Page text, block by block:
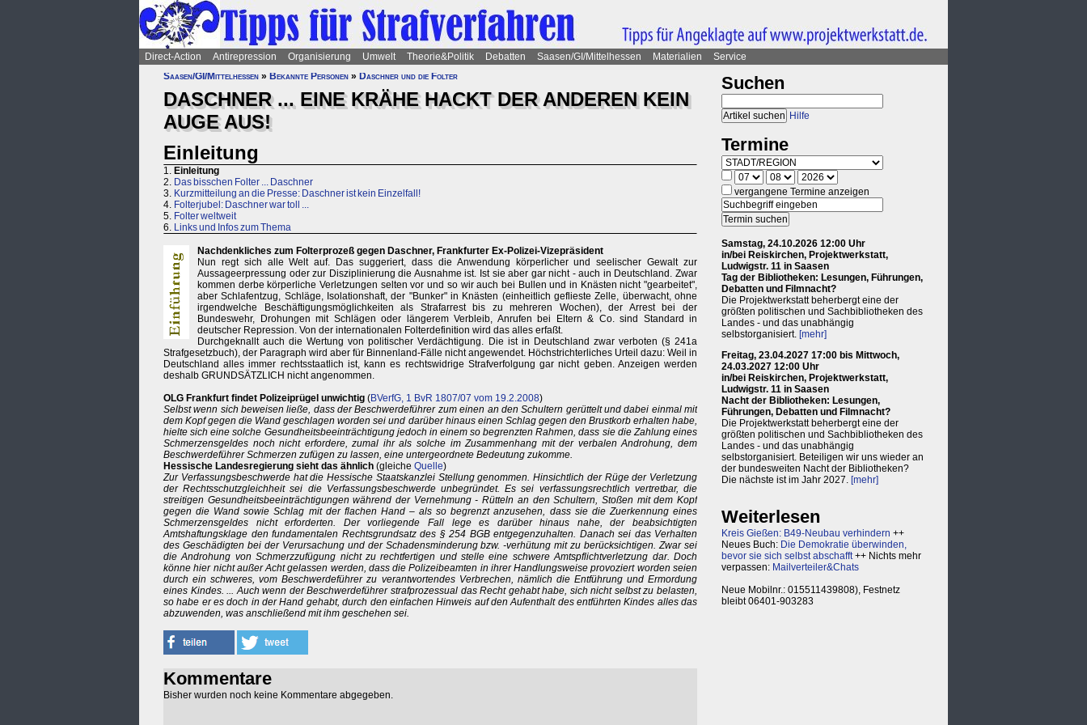
Direct-Action Antirepression Organisierung Umwelt Theorie&Politik Debatten Saasen/GI/Mittelhessen Materialien
Service
Saasen/GI/Mittelhessen » Bekannte Personen » Daschner und die Folter
DASCHNER ... EINE KRÄHE HACKT DER ANDEREN KEIN
AUGE AUS!
Einleitung
1. Einleitung
2. Das bisschen Folter ... Daschner
3. Kurzmitteilung an die Presse: Daschner ist kein Einzelfall!
4. Folterjubel: Daschner war toll ...
5. Folter weltweit
6. Links und Infos zum Thema
Nachdenkliches zum Folterprozeß gegen Daschner, Frankfurter Ex-Polizei-Vizepräsident
Nun regt sich alle Welt auf. Das suggeriert, dass die Anwendung körperlicher und seelischer Gewalt zur
Aussageerpressung oder zur Disziplinierung die Ausnahme ist. Ist sie aber gar nicht - auch in Deutschland. Zwar
kommen derbe körperliche Verletzungen selten vor und so wir auch bei Bullen und in Knästen nicht "gearbeitet",
aber Schlafentzug, Schläge, Isolationshaft, der "Bunker" in Knästen (einheitlich geflieste Zelle, überwacht, ohne
irgendwelche Beschäftigungsmöglichkeiten als Strafarrest bis zu mehreren Wochen), der Arrest bei der
Bundeswehr, Drohungen mit Schlägen oder längerem Verbleib, Anrufen bei Eltern & Co. sind Standard in
deutscher Repression. Von der internationalen Folterdefinition wird das alles erfaßt.
Durchgeknallt auch die Wertung von politischer Verdächtigung. Die ist in Deutschland zwar verboten (§ 241a
Strafgesetzbuch), der Paragraph wird aber für Binnenland-Fälle nicht angewendet. Höchstrichterliches Urteil dazu: Weil in
Deutschland alles immer rechtsstaatlich ist, kann es rechtswidrige Strafverfolgung gar nicht geben. Anzeigen werden
deshalb GRUNDSÄTZLICH nicht angenommen.
OLG Frankfurt findet Polizeiprügel unwichtig (BVerfG, 1 BvR 1807/07 vom 19.2.2008)
Selbst wenn sich beweisen ließe, dass der Beschwerdeführer zum einen an den Schultern gerüttelt und dabei einmal mit
dem Kopf gegen die Wand geschlagen worden sei und darüber hinaus einen Schlag gegen den Brustkorb erhalten habe,
hielte sich eine solche Gesundheitsbeeinträchtigung jedoch in einem so begrenzten Rahmen, dass sie die Zahlung eines
Schmerzensgeldes noch nicht erfordere, zumal ihr als solche im Zusammenhang mit der verbalen Androhung, dem
Beschwerdeführer Schmerzen zufügen zu lassen, eine untergeordnete Bedeutung zukomme.
Hessische Landesregierung sieht das ähnlich (gleiche Quelle)
Zur Verfassungsbeschwerde hat die Hessische Staatskanzlei Stellung genommen. Hinsichtlich der Rüge der Verletzung
der Rechtsschutzgleichheit sei die Verfassungsbeschwerde unbegründet. Es sei verfassungsrechtlich vertretbar, die
streitigen Gesundheitsbeeinträchtigungen während der Vernehmung - Rütteln an den Schultern, Stoßen mit dem Kopf
gegen die Wand sowie Schlag mit der flachen Hand – als so begrenzt anzusehen, dass sie die Zuerkennung eines
Schmerzensgeldes nicht erforderten. Der vorliegende Fall lege es darüber hinaus nahe, der beabsichtigten
Amtshaftungsklage den fundamentalen Rechtsgrundsatz des § 254 BGB entgegenzuhalten. Danach sei das Verhalten
des Geschädigten bei der Verursachung und der Schadensminderung bzw. -verhütung mit zu berücksichtigen. Zwar sei
die Androhung von Schmerzzufügung nicht zu rechtfertigen und stelle eine schwere Amtspflichtverletzung dar. Doch
könne hier nicht außer Acht gelassen werden, dass die Polizeibeamten in ihrer Handlungsweise provoziert worden seien
durch ein schweres, vom Beschwerdeführer zu verantwortendes Verbrechen, nämlich die Entführung und Ermordung
eines Kindes. ... Auch wenn der Beschwerdeführer strafprozessual das Recht gehabt habe, sich nicht selbst zu belasten,
so habe er es doch in der Hand gehabt, durch den einfachen Hinweis auf den Aufenthalt des entführten Kindes alles das
abzuwenden, was anschließend mit ihm geschehen sei.
Kommentare
Bisher wurden noch keine Kommentare abgegeben.
Suchen
Hilfe
Termine
vergangene Termine anzeigen
Samstag, 24.10.2026 12:00 Uhr
in/bei Reiskirchen, Projektwerkstatt,
Ludwigstr. 11 in Saasen
Tag der Bibliotheken: Lesungen, Führungen,
Debatten und Filmnacht?
Die Projektwerkstatt beherbergt eine der
größten politischen und Sachbibliotheken des
Landes - und das unabhängig
selbstorganisiert. [mehr]
Freitag, 23.04.2027 17:00 bis Mittwoch,
24.03.2027 12:00 Uhr
in/bei Reiskirchen, Projektwerkstatt,
Ludwigstr. 11 in Saasen
Nacht der Bibliotheken: Lesungen,
Führungen, Debatten und Filmnacht?
Die Projektwerkstatt beherbergt eine der
größten politischen und Sachbibliotheken des
Landes - und das unabhängig
selbstorganisiert. Beteiligen wir uns wieder an
der bundesweiten Nacht der Bibliotheken?
Die nächste ist im Jahr 2027. [mehr]
Weiterlesen
Kreis Gießen: B49-Neubau verhindern ++
Neues Buch: Die Demokratie überwinden,
bevor sie sich selbst abschafft++ Nichts mehr
verpassen: Mailverteiler&Chats
Neue Mobilnr.: 015511439808), Festnetz
bleibt 06401-903283